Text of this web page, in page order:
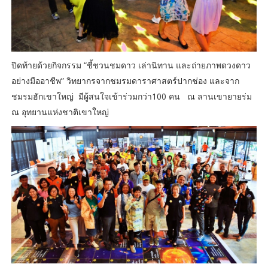
ปิดท้ายด้วยกิจกรรม “ชี้ชวนชมดาว เล่านิทาน และถ่ายภาพดวงดาว
อย่างมืออาชีพ” วิทยากรจากชมรมดาราศาสตร์ปากช่อง และจาก
ชมรมฮักเขาใหญ่ มีผู้สนใจเข้าร่วมกว่า100 คน ณ ลานเขายายร่ม
ณ อุทยานแห่งชาติเขาใหญ่